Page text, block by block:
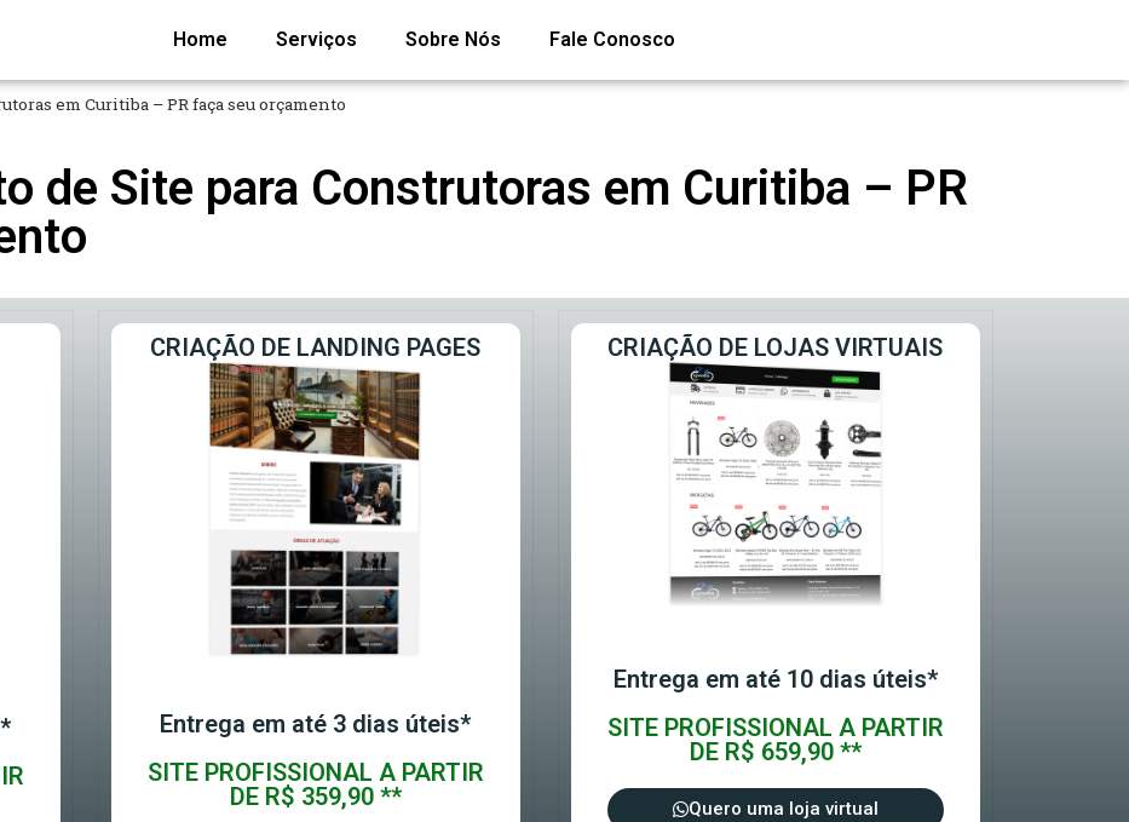
Home Serviços Sobre Nós Fale Conosco
em Curitiba – PR faça seu orçamento
de Site para Construtoras em Curitiba – PR
CRIAÇÃO DE LANDING PAGES
Entrega em até 3 dias úteis*
SITE PROFISSIONAL A PARTIR
DE R$ 359,90 **
CRIAÇÃO DE LOJAS VIRTUAIS
Entrega em até 10 dias úteis*
SITE PROFISSIONAL A PARTIR
DE R$ 659,90 **
Quero uma loja virtual